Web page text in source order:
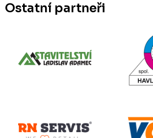
Ostatní partneři